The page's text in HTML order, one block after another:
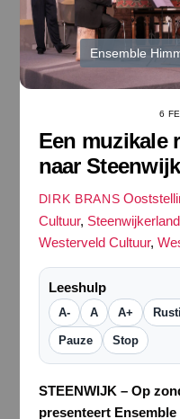
Ensemble
6
Een muzikale
naar Steenwijk
DIRK BRANS
Cultuur,
Westerveld Cultuur,
Leeshulp
A- A A+
Pauze Stop
STEENWIJK – Op
presenteert